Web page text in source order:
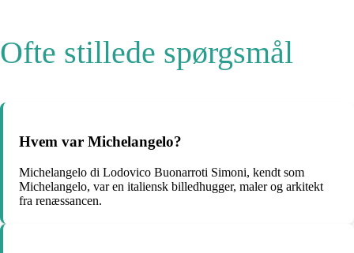
Ofte stillede spørgsmål
Hvem var Michelangelo?
Michelangelo di Lodovico Buonarroti Simoni, kendt som
Michelangelo, var en italiensk billedhugger, maler og arkitekt
fra renæssancen.